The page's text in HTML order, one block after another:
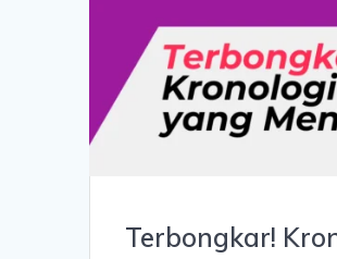
Terbongkar!